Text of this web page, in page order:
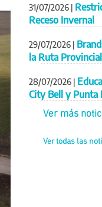
31/07/2026 |
Receso Invernal
29/07/2026 |
la Ruta
28/07/2026 |
City Bell y Punta
Ver más
Ver todas las